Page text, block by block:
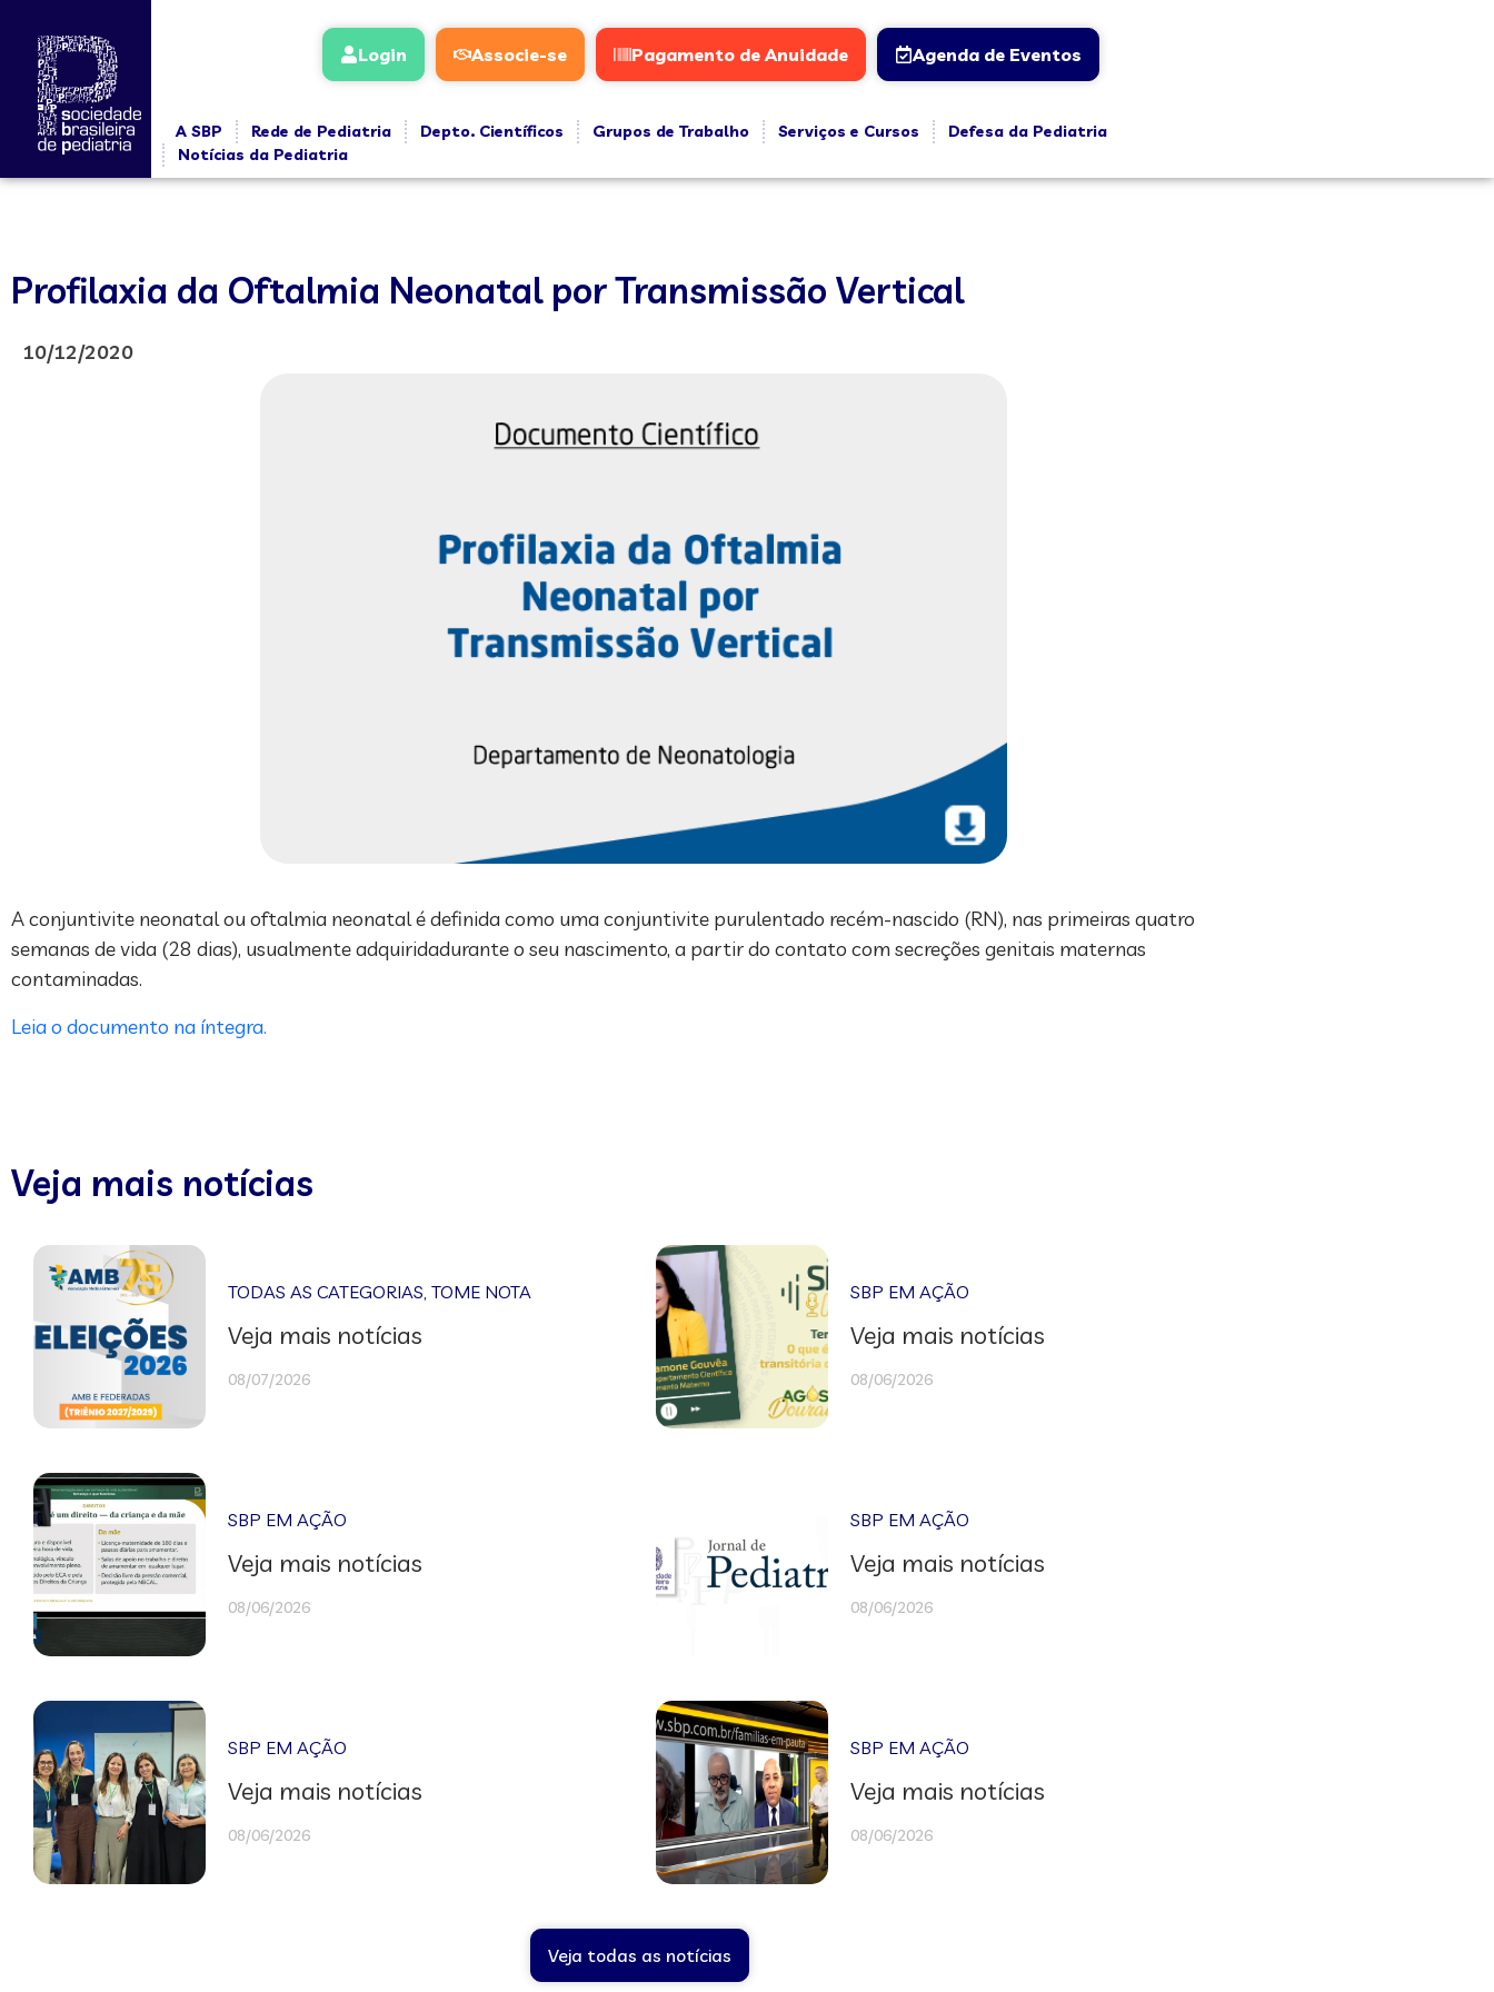
Login Associe-se Pagamento de Anuidade Agenda de Eventos
A SBP Rede de Pediatria Depto. Científicos Grupos de Trabalho Serviços e Cursos
Defesa da Pediatria
Notícias da Pediatria
Profilaxia da Oftalmia Neonatal por Transmissão Vertical
10/12/2020
A conjuntivite neonatal ou oftalmia neonatal é definida como uma conjuntivite purulentado recém-nascido (RN), nas primeiras quatro
semanas de vida (28 dias), usualmente adquiridadurante o seu nascimento, a partir do contato com secreções genitais maternas
contaminadas.
Leia o documento na íntegra.
Veja mais notícias
TODAS AS CATEGORIAS,TOME NOTA
Veja mais notícias
08/07/2026
SBP EM AÇÃO
Veja mais notícias
08/06/2026
SBP EM AÇÃO
Veja mais notícias
08/06/2026
SBP EM AÇÃO
Veja mais notícias
08/06/2026
SBP EM AÇÃO
Veja mais notícias
08/06/2026
SBP EM AÇÃO
Veja mais notícias
08/06/2026
Veja todas as notícias